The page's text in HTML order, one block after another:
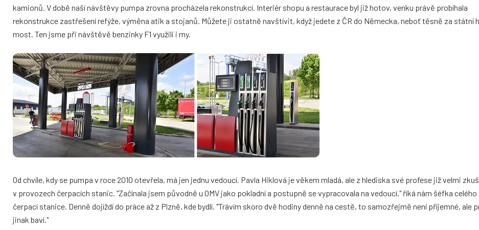
kamionů. V době naší návštěvy pumpa zrovna procházela rekonstrukcí. Interiér shopu a restaurace byl již hotov, venku právě probíhala
rekonstrukce zastřešení refýže, výměna atik a stojanů. Můžete ji ostatně navštívit, když jedete z ČR do Německa, neboť těsně za státní
most. Ten jsme při návštěvě benzinky F1 využili i my.
Od chvíle, kdy se pumpa v roce 2010 otevřela, má jen jednu vedoucí. Pavla Hiklová je věkem mladá, ale z hlediska své profese již velmi
v provozech čerpacích stanic. "Začínala jsem původně u OMV jako pokladní a postupně se vypracovala na vedoucí," říká nám šéfka
čerpací stanice. Denně dojíždí do práce až z Plzně, kde bydlí. "Trávím skoro dvě hodiny denně na cestě, to samozřejmě není příjemné, ale
jinak baví."